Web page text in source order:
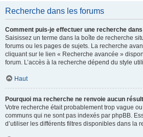
Recherche dans les forums
Comment puis-je effectuer une recherche
Saisissez un terme dans la boîte de recherche
forums ou les pages de sujets. La recherche
cliquant sur le lien « Recherche avancée »
forum. L’accès à la recherche dépend du style
Haut
Pourquoi ma recherche ne renvoie aucun
Votre recherche était probablement trop vague
communs qui ne sont pas indexés par phpBB.
d’utiliser les différents filtres disponibles dans la